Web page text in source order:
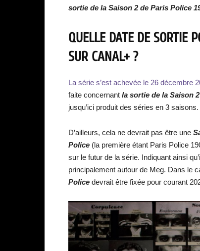
sortie de la Saison 2 de Paris Police
QUELLE DATE DE SORTIE
SUR CANAL+ ?
La série s’est achevée le 26 décembre
faite concernant la sortie de la Saison
jusqu’ici produit des séries en 3
D’ailleurs, cela ne devrait pas être une
Police (la première étant Paris Police
sur le futur de la série. Indiquant ainsi
principalement autour de Meg. Dans le
Police devrait être fixée pour courant